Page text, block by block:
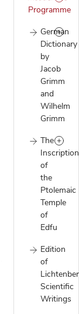
Programme
German
Dictionary
by
Jacob
Grimm
and
Wilhelm
Grimm
The
of
the
Ptolemaic
Temple
of
Edfu
Edition
of
Scientific
Writings